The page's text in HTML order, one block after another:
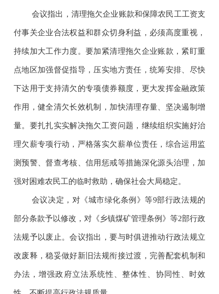
会议指出，清理拖欠企业账款和保障农民工工资支
付事关企业合法权益和群众切身利益，必须高度重视，
持续加大工作力度。要加紧清理拖欠企业账款，紧盯重
点地区加强督促指导，压实地方责任，统筹安排、尽快
下达用于支持清欠的专项债券额度，更大发挥金融政策
作用，健全清欠长效机制，加快清理存量、坚决遏制增
量。要扎扎实实解决拖欠工资问题，继续组织实施好治
理欠薪专项行动，严格落实欠薪单位责任，综合运用监
测预警、督查考核、信用惩戒等措施深化源头治理，加
强对困难农民工的临时救助，确保社会大局稳定。
会议决定，对《城市绿化条例》等9部行政法规的
部分条款予以修改，对《乡镇煤矿管理条例》等2部行政
法规予以废止。会议指出，要与时俱进推动行政法规立
改废释，稳妥做好新旧法规衔接过渡，完善配套机制和
办法，增强政府立法系统性、整体性、协同性、时效